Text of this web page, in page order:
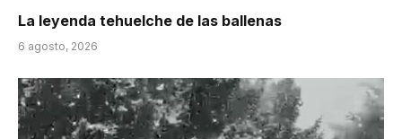
La leyenda tehuelche de las ballenas
6 agosto, 2026